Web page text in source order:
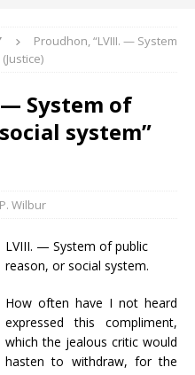
Proudhon, “LVIII. — System
System of
system”
Wilbur
LVIII. — System of public
reason, or social system.
How often have I not heard
expressed this compliment,
which the jealous critic would
hasten to withdraw, for the